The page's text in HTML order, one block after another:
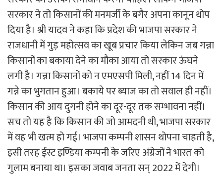
सरकार ने तो किसानों की मनमर्जी के बगैर अपना कानून थोप
दिया है। श्री यादव ने कहा कि प्रदेश की भाजपा सरकार ने
राजधानी में गुड़ महोत्सव का खूब प्रचार किया लेकिन जब गन्ना
किसानों का बकाया देने का मौका आया तो सरकार ऊंघने
लगी है। गन्ना किसानों को न एमएसपी मिली, नहीं 14 दिन में
गन्ने का भुगतान हुआ। बकाये पर ब्याज का तो सवाल ही नहीं।
किसान की आय दुगनी होने का दूर-दूर तक सम्भावना नहीं।
सच तो यह है कि किसान की जो आमदनी थी, भाजपा सरकार
में वह भी खत्म हो गई। भाजपा कम्पनी शासन थोपना चाहती है,
इसी तरह ईस्ट इण्डिया कम्पनी के जरिए अंग्रेजों ने भारत को
गुलाम बनाया था। इसका जवाब जनता सन् 2022 में देगी।